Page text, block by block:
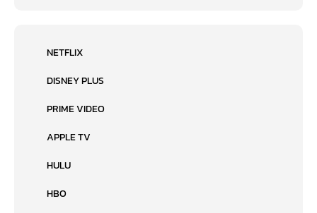
NETFLIX
DISNEY PLUS
PRIME VIDEO
APPLE TV
HULU
HBO